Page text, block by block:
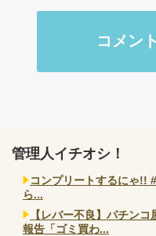
コメン
管理人イチオシ！
コンプリートするにゃ!!
ら...
【レバー不良】パチン
報告「ゴミ買わ...